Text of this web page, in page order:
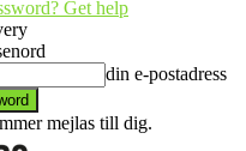
Get help
din e-postadress
mejlas till dig.